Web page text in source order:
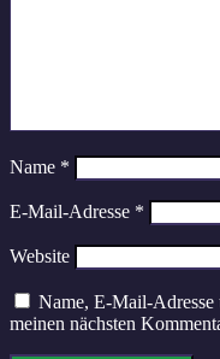
Name *
E-Mail-Adresse *
Website
Name, E-Mail-Adresse
meinen nächsten